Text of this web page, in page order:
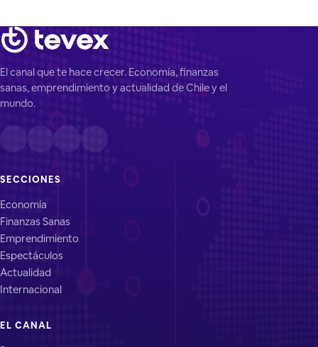
El canal que te hace crecer. Economía, finanzas
sanas, emprendimiento y actualidad de Chile y el
mundo.
SECCIONES
Economía
Finanzas Sanas
Emprendimiento
Espectáculos
Actualidad
Internacional
EL CANAL